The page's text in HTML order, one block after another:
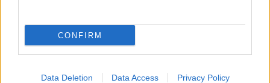
CONFIRM
Data Deletion Data Access Privacy Policy